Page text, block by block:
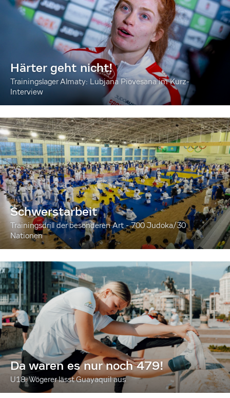
Härter geht nicht!
Trainingslager Almaty: Lubjana Piovesana im Kurz-
Interview
Schwerstarbeit
Trainingsdrill der besonderen Art - 700 Judoka/30
Nationen
Da waren es nur noch 479!
U18: Wögerer lässt Guayaquil aus